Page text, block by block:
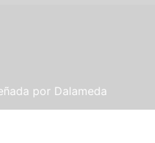
por Dalameda